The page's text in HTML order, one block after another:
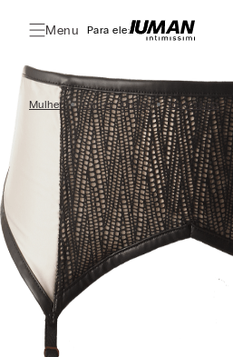
Menu Para ele:
Mulher Outlet Oficial Masculino